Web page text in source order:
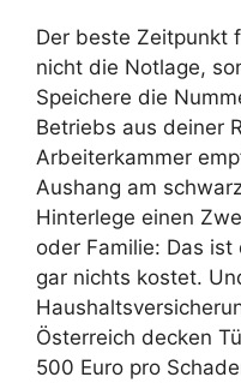
Der beste Zeitpunkt
nicht die Notlage,
Speichere die
Betriebs aus deiner
Arbeiterkammer
Aushang am
Hinterlege einen
oder Familie: Das
gar nichts kostet.
Österreich decken
500 Euro pro